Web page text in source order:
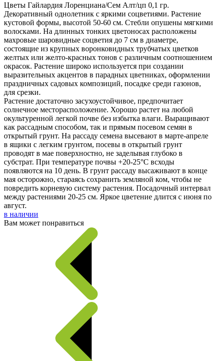
Цветы Гайлардия Лоренциана/Сем Алт/цп 0,1 гр.
Декоративный однолетник с яркими соцветиями. Растение
кустовой формы, высотой 50-60 см. Стебли опушены мягкими
волосками. На длинных тонких цветоносах расположены
махровые шаровидные соцветия до 7 см в диаметре,
состоящие из крупных воронковидных трубчатых цветков
желтых или желто-красных тонов с различным соотношением
окрасок. Растение широко используется при создании
выразительных акцентов в парадных цветниках, оформлении
праздничных садовых композиций, посадке среди газонов,
для срезки.
Растение достаточно засухоустойчивое, предпочитает
солнечное месторасположение. Хорошо растет на любой
окультуренной легкой почве без избытка влаги. Выращивают
как рассадным способом, так и прямым посевом семян в
открытый грунт. На рассаду семена высевают в марте-апреле
в ящики с легким грунтом, посевы в открытый грунт
проводят в мае поверхностно, не заделывая глубоко в
субстрат. При температуре почвы +20-25°С всходы
появляются на 10 день. В грунт рассаду высаживают в конце
мая осторожно, стараясь сохранить земляной ком, чтобы не
повредить корневую систему растения. Посадочный интервал
между растениями 20-25 см. Яркое цветение длится с июня по
август.
в наличии
Вам может понравиться